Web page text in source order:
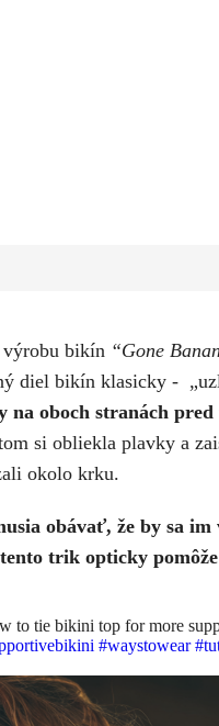
výrobu bikín “Gone
diel bikín klasicky -
na oboch stranách
si obliekla plavky a
okolo krku.
obávať, že by sa
trik opticky
to tie bikini top for more
#waystowear